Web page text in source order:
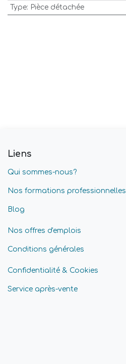
Type: Pièce détachée
Liens
Qui sommes-nous?
Nos formations professionnelles
Blog
Nos offres d'emplois
Conditions générales
Confidentialité & Cookies
Service après-vente